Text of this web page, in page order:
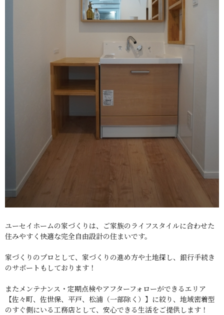
ユーセイホームの家づくりは、ご家族のライフスタイルに合わせた
住みやすく快適な完全自由設計の住まいです。
家づくりのプロとして、家づくりの進め方や土地探し、銀行手続き
のサポートもしております！
またメンテナンス・定期点検やアフターフォローができるエリア
【佐々町、佐世保、平戸、松浦（一部除く）】に絞り、地域密着型
のすぐ側にいる工務店として、安心できる生活をご提供します！